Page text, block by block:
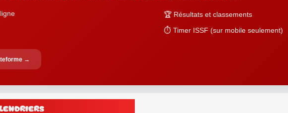
🏆 Résultats et classements
⏱️ Timer ISSF (sur mobile seulement)
→